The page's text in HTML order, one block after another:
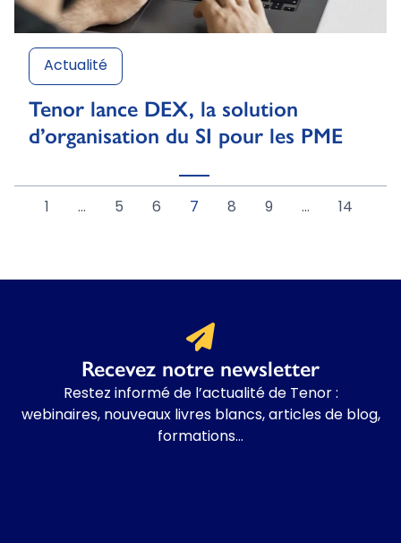
Actualité
Tenor lance DEX, la solution
d’organisation du SI pour les PME
… 5 6 7 8 9 … 14
Recevez notre newsletter
Restez informé de l’actualité de Tenor :
webinaires, nouveaux livres blancs, articles de blog,
formations…